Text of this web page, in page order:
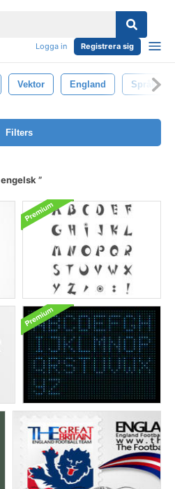
Logga in Registrera sig
Vektor England Språk
Filters
engelsk